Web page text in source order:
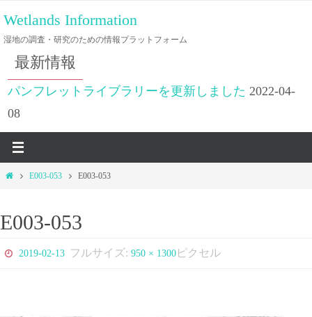
ン
テ
ツ
ス
プ
Wetlands Information
湿地の調査・研究のための情報プラットフォーム
最新情報
パンフレットライブラリーを更新しました 2022-04-
08
ホ
E003-053 E003-053
E003-053
2019-02-13 フルサイズ:950 × 1300 ピクセル